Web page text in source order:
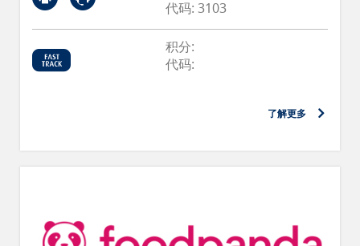
代码: 3103
积分:
代码:
了解更多